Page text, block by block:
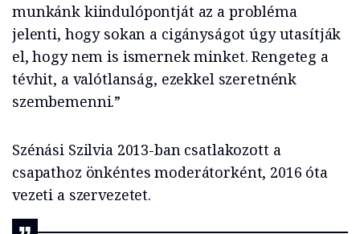
munkánk kiindulópontját az a probléma
jelenti, hogy sokan a cigányságot úgy utasítják
el, hogy nem is ismernek minket. Rengeteg a
tévhit, a valótlanság, ezekkel szeretnénk
szembemenni.”
Szénási Szilvia 2013-ban csatlakozott a
csapathoz önkéntes moderátorként, 2016 óta
vezeti a szervezetet.